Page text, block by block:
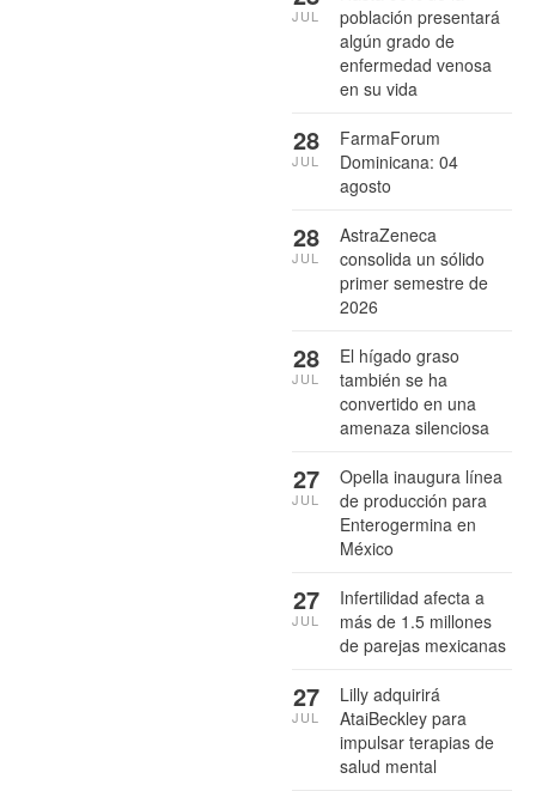
población presentará
algún grado de
enfermedad venosa
en su vida
JUL
FarmaForum
Dominicana: 04
agosto
28
JUL
AstraZeneca
consolida un sólido
primer semestre de
2026
28
JUL
El hígado graso
también se ha
convertido en una
amenaza silenciosa
28
JUL
Opella inaugura línea
de producción para
Enterogermina en
México
27
JUL
Infertilidad afecta a
más de 1.5 millones
de parejas mexicanas
27
JUL
Lilly adquirirá
AtaiBeckley para
impulsar terapias de
salud mental
27
JUL